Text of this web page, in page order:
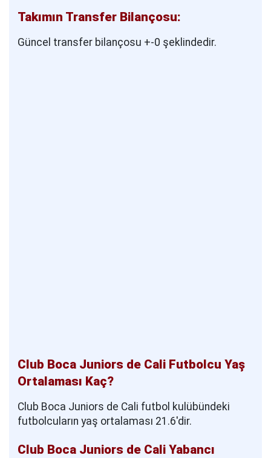
Takımın Transfer Bilançosu:
Güncel transfer bilançosu +-0 şeklindedir.
Club Boca Juniors de Cali Futbolcu Yaş
Ortalaması Kaç?
Club Boca Juniors de Cali futbol kulübündeki
futbolcuların yaş ortalaması 21.6'dir.
Club Boca Juniors de Cali Yabancı